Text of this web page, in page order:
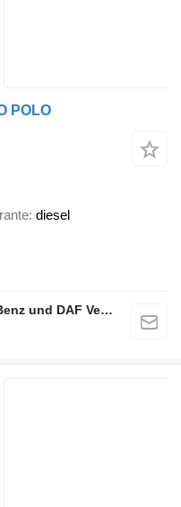
POLO
diesel
Riess GmbH & Co. KG Mercedes-Benz und DAF Vertragspartner